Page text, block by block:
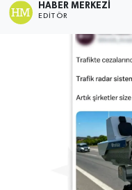
HABER MERKEZI
EDITÖR